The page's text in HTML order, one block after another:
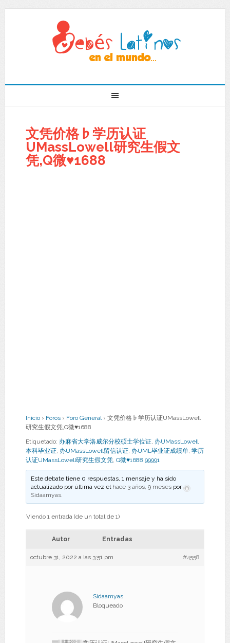
文凭价格♭学历认证
UMassLowell研究生假文
凭,Q微♥1688
Inicio › Foros › Foro General › 文凭价格♭学历认证UMassLowell
研究生假文凭,Q微♥1688
Etiquetado: 办麻省大学洛威尔分校硕士学位证, 办UMassLowell
本科毕业证, 办UMassLowell留信认证, 办UML毕业证成绩单, 学历
认证UMassLowell研究生假文凭, Q微♥1688 99991
Este debate tiene 0 respuestas, 1 mensaje y ha sido
actualizado por última vez el hace 3 años, 9 meses por
Sidaamyas.
Viendo 1 entrada (de un total de 1)
Autor Entradas
octubre 31, 2022 a las 3:51 pm #4558
Sidaamyas
Bloqueado